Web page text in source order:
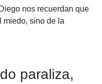
nos recuerdan que
miedo, sino de la
paraliza,